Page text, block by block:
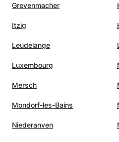
Grevenmacher
Itzig
Leudelange
Luxembourg
Mersch
Mondorf-les-Bains
Niederanven